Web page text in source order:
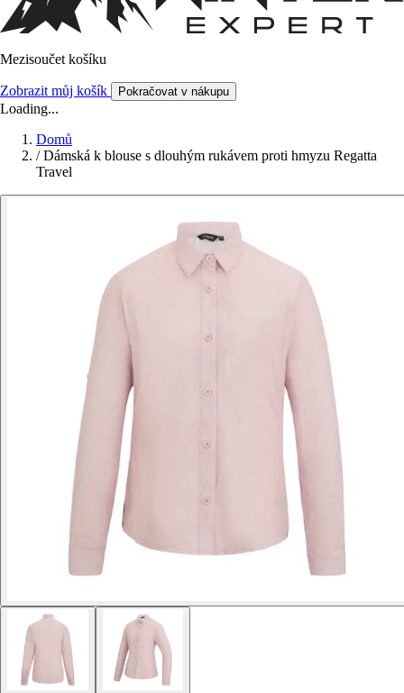
Mezisoučet košíku
Zobrazit můj košík Pokračovat v nákupu
Loading...
Domů
/ Dámská k blouse s dlouhým rukávem proti hmyzu Regatta
Travel